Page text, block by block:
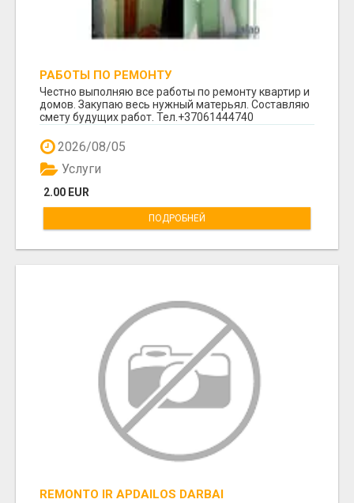
РАБОТЫ ПО РЕМОНТУ
Честно выполняю все работы по ремонту квартир и
домов. Закупаю весь нужный матерьял. Составляю
смету будущих работ. Тел.+37061444740
2026/08/05
2.00 EUR
Услуги
ПОДРОБНЕЙ
REMONTO IR APDAILOS DARBAI